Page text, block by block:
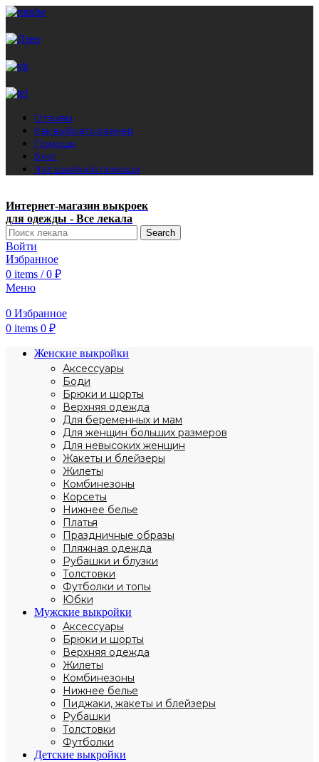
Отзывы
Как выбрать размер
Помощь
Блог
Чат швейной помощи
Интернет-магазин выкроек
для одежды - Все лекала
Search
Войти
Избранное
0 items / 0 ₽
Меню
0 Избранное
0 items 0 ₽
Женские выкройки
Аксессуары
Боди
Брюки и шорты
Верхняя одежда
Для беременных и мам
Для женщин больших размеров
Для невысоких женщин
Жакеты и блейзеры
Жилеты
Комбинезоны
Корсеты
Нижнее белье
Платья
Праздничные образы
Пляжная одежда
Рубашки и блузки
Толстовки
Футболки и топы
Юбки
Мужские выкройки
Аксессуары
Брюки и шорты
Верхняя одежда
Жилеты
Комбинезоны
Нижнее белье
Пиджаки, жакеты и блейзеры
Рубашки
Толстовки
Футболки
Детские выкройки